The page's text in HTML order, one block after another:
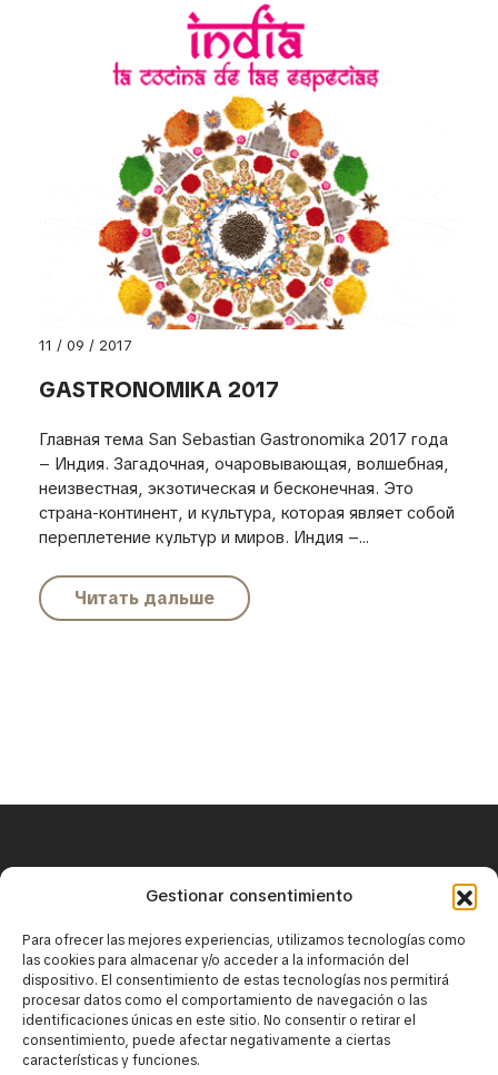
Gestionar consentimiento
Para ofrecer las mejores experiencias, utilizamos tecnologías como
las cookies para almacenar y/o acceder a la información del
dispositivo. El consentimiento de estas tecnologías nos permitirá
procesar datos como el comportamiento de navegación o las
identificaciones únicas en este sitio. No consentir o retirar el
consentimiento, puede afectar negativamente a ciertas
características y funciones.
11 / 09 / 2017
GASTRONOMIKA 2017
Главная тема San Sebastian Gastronomika 2017 года
– Индия. Загадочная, очаровывающая, волшебная,
неизвестная, экзотическая и бесконечная. Это
страна-континент, и культура, которая являет собой
переплетение культур и миров. Индия –...
Читать дальше
+34 671 25 18 43
contact@mirbaskov.com